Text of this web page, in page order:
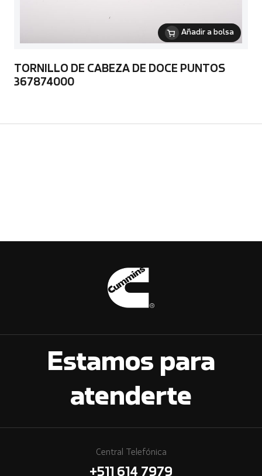
Añadir a bolsa
TORNILLO DE CABEZA DE DOCE PUNTOS
367874000
Estamos para
atenderte
Central Telefónica
+511 614 7979